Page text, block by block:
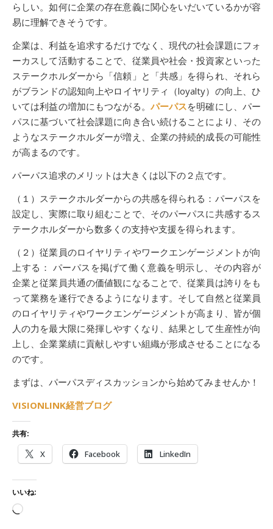
らしい。如何に企業の存在意義に関心をいだいているかが容
易に理解できそうです。
企業は、利益を追求するだけでなく、現代の社会課題にフォ
ーカスして活動することで、従業員や社会・投資家といった
ステークホルダーから「信頼」と「共感」を得られ、それら
がブランドの認知向上やロイヤリティ（loyalty）の向上、ひ
いては利益の増加にもつながる。 パーパスを明確にし、パー
パスに基づいて社会課題に向き合い続けることにより、その
ようなステークホルダーが増え、企業の持続的成長の可能性
が高まるのです。
パーパス追求のメリットは大きくは以下の２点です。
（１）ステークホルダーからの共感を得られる：パーパスを
設定し、実際に取り組むことで、そのパーパスに共感するス
テークホルダーから数多くの支持や支援を得られます。
（２）従業員のロイヤリティやワークエンゲージメントが向
上する： パーパスを掲げて働く意義を明示し、その内容が
企業と従業員共通の価値観になることで、従業員は誇りをも
って業務を遂行できるようになります。そして自然と従業員
のロイヤリティやワークエンゲージメントが高まり、皆が個
人の力を最大限に発揮しやすくなり、結果として生産性が向
上し、企業業績に貢献しやすい組織が形成させることになる
のです。
まずは、パーパスディスカッションから始めてみませんか！
VISIONLINK経営ブログ
共有:
X Facebook LinkedIn
いいね:
読み込み中…